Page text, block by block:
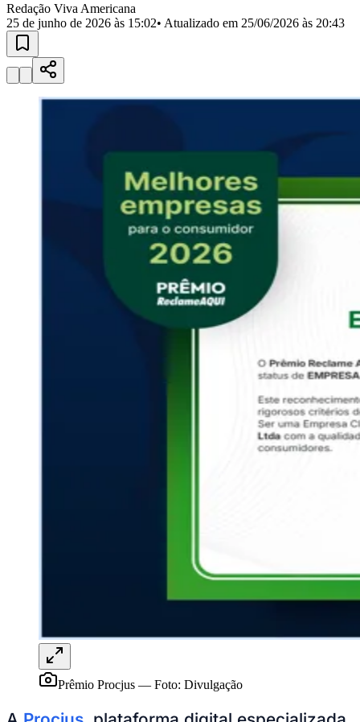
Meio Ambiente
Obras
Bairros de Americana
CentroJardim Girassol
NamoradosJardim São PauloParque UniversitárioAntônio
Anuncie no Portal
Guia de Empresas
Novo
Publicidade Legal
Portal Educacional
Agenda de Vestibulares
Vagas de Emprego
NBB
Competições de Futebol
Brasileirão Série A
Redação Viva Americana
25 de junho de 2026 às 15:02• Atualizado em 25/06/2026 às 20:43
Prêmio Procjus — Foto: Divulgação